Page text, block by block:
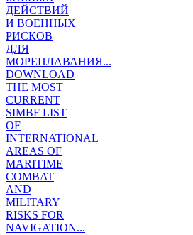
ДЕЙСТВИЙ
И ВОЕННЫХ
РИСКОВ
ДЛЯ
МОРЕПЛАВАНИЯ...
DOWNLOAD
THE MOST
CURRENT
SIMBF LIST
OF
INTERNATIONAL
AREAS OF
MARITIME
COMBAT
AND
MILITARY
RISKS FOR
NAVIGATION...